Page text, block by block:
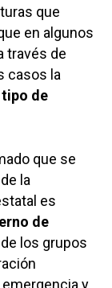
que
en algunos
través de
casos la
de
que se
la
es
de
los grupos
y